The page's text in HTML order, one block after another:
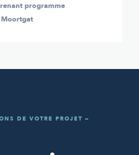
programme
Moortgat
DE VOTRE PROJET —